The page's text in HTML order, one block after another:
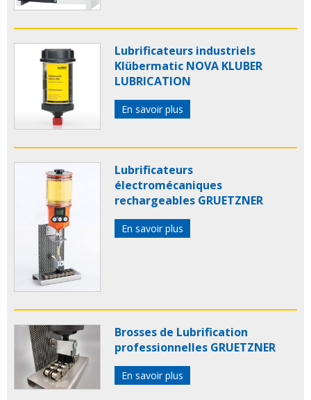
Lubrificateurs industriels
Klübermatic NOVA KLUBER
LUBRICATION
En savoir plus
Lubrificateurs
électromécaniques
rechargeables GRUETZNER
En savoir plus
Brosses de Lubrification
professionnelles GRUETZNER
En savoir plus